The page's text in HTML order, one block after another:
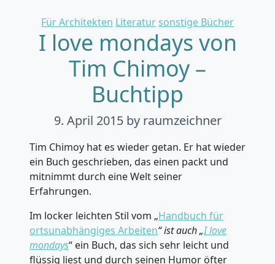
Categories
Für Architekten Literatur sonstige Bücher
I love mondays von
Tim Chimoy –
Buchtipp
9. April 2015 by raumzeichner
Tim Chimoy hat es wieder getan. Er hat wieder
ein Buch geschrieben, das einen packt und
mitnimmt durch eine Welt seiner
Erfahrungen.
Im locker leichten Stil vom „Handbuch für
ortsunabhängiges Arbeiten“ ist auch „I love
mondays“ ein Buch, das sich sehr leicht und
flüssig liest und durch seinen Humor öfter